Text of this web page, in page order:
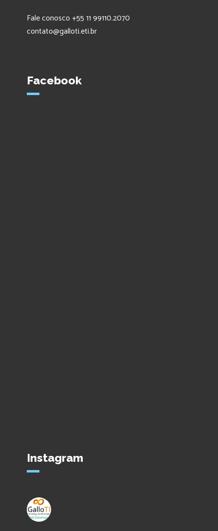
Fale conosco +55 11 99110.2070
contato@galloti.eti.br
Facebook
Instagram